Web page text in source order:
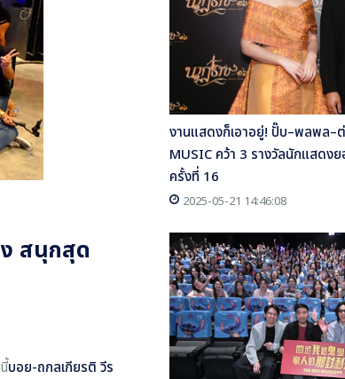
สนุกสุด
บอย-ถกลเกียรติ วีร
งานแสดงก็เอาอยู่! ปั๊บ–พลพล–
MUSIC คว้า 3 รางวัลนักแสดง
ครั้งที่ 16
2025-05-21 14:46:08